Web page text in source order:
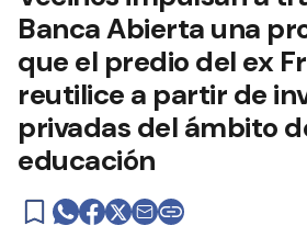
Banca Abierta una
que el predio del ex
reutilice a partir de
privadas del ámbito
educación